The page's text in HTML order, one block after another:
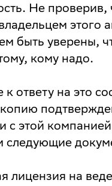
Не проверив,
этого
быть уверены,
кому надо.
ответу на это
с этой
следующие
лицензия на